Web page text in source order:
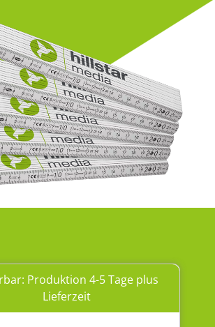
Produktion 4-5 Tage plus
Lieferzeit